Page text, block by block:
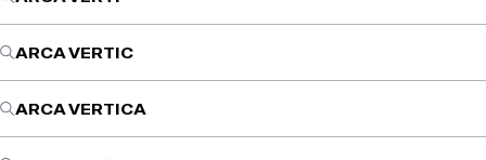
ARCA VERTIC
ARCA VERTICA